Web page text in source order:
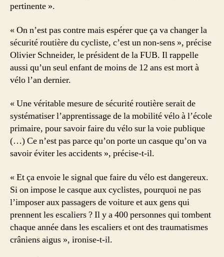
pertinente ».
« On n’est pas contre mais espérer que ça va changer la
sécurité routière du cycliste, c’est un non-sens », précise
Olivier Schneider, le président de la FUB. Il rappelle
aussi qu’un seul enfant de moins de 12 ans est mort à
vélo l’an dernier.
« Une véritable mesure de sécurité routière serait de
systématiser l’apprentissage de la mobilité vélo à l’école
primaire, pour savoir faire du vélo sur la voie publique
(…) Ce n’est pas parce qu’on porte un casque qu’on va
savoir éviter les accidents », précise-t-il.
« Et ça envoie le signal que faire du vélo est dangereux.
Si on impose le casque aux cyclistes, pourquoi ne pas
l’imposer aux passagers de voiture et aux gens qui
prennent les escaliers ? Il y a 400 personnes qui tombent
chaque année dans les escaliers et ont des traumatismes
crâniens aigus », ironise-t-il.